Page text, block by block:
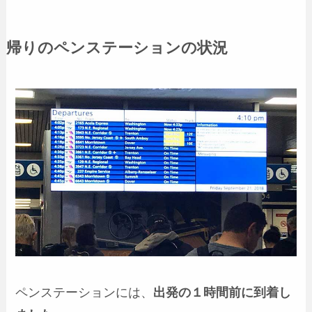
帰りのペンステーションの状況
ペンステーションには、 出発の１時間前に到着し